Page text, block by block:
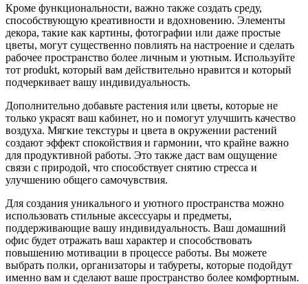
Кроме функциональности, важно также создать среду,
способствующую креативности и вдохновению. Элементы
декора, такие как картины, фотографии или даже простые
цветы, могут существенно повлиять на настроение и сделать
рабочее пространство более личным и уютным. Используйте
тот produkt, который вам действительно нравится и который
подчеркивает вашу индивидуальность.
Дополнительно добавьте растения или цветы, которые не
только украсят ваш кабинет, но и помогут улучшить качество
воздуха. Мягкие текстуры и цвета в окружении растений
создают эффект спокойствия и гармонии, что крайне важно
для продуктивной работы. Это также даст вам ощущение
связи с природой, что способствует снятию стресса и
улучшению общего самочувствия.
Для создания уникального и уютного пространства можно
использовать стильные аксессуары и предметы,
поддерживающие вашу индивидуальность. Ваш домашний
офис будет отражать ваш характер и способствовать
повышению мотивации в процессе работы. Вы можете
выбрать полки, организаторы и табуреты, которые подойдут
именно вам и сделают ваше пространство более комфортным.